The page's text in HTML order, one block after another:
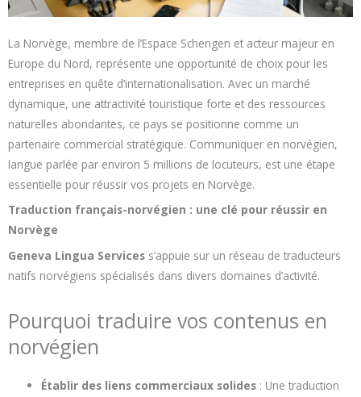
La Norvège, membre de l’Espace Schengen et acteur majeur en
Europe du Nord, représente une opportunité de choix pour les
entreprises en quête d’internationalisation. Avec un marché
dynamique, une attractivité touristique forte et des ressources
naturelles abondantes, ce pays se positionne comme un
partenaire commercial stratégique. Communiquer en norvégien,
langue parlée par environ 5 millions de locuteurs, est une étape
essentielle pour réussir vos projets en Norvège.
Traduction français-norvégien : une clé pour réussir en
Norvège
Geneva Lingua Services s’appuie sur un réseau de traducteurs
natifs norvégiens spécialisés dans divers domaines d’activité.
Pourquoi traduire vos contenus en
norvégien
Établir des liens commerciaux solides : Une traduction